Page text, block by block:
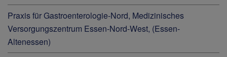
Praxis für Gastroenterologie-Nord, Medizinisches
Versorgungszentrum Essen-Nord-West, (Essen-
Altenessen)